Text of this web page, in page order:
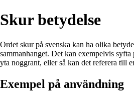
Skur betydelse
Ordet skur på svenska kan ha olika
sammanhanget. Det kan exempelvis syfta
yta noggrant, eller så kan det referera till
Exempel på användning